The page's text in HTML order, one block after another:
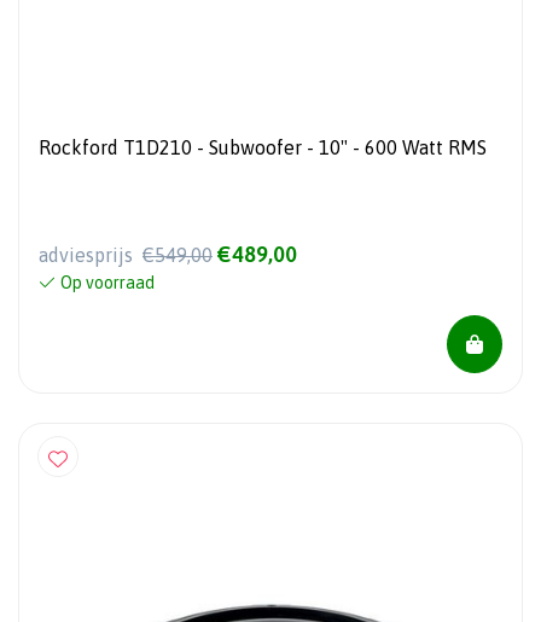
Rockford T1D210 - Subwoofer - 10" - 600 Watt RMS
adviesprijs €549,00 €489,00
Op voorraad